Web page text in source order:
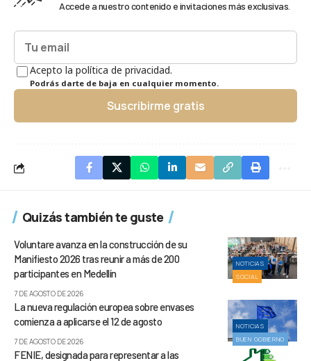
Accede a nuestro contenido e invitaciones más exclusivas.
Acepto la política de privacidad.
Podrás darte de baja en cualquier momento.
Suscribirme gratis
Quizás también te guste
NOTICIAS
SOCIAL
Voluntare avanza en la construcción de su
Manifiesto 2026 tras reunir a más de 200
participantes en Medellín
7 DE AGOSTO DE 2026
NOTICIAS
BUEN GOBIERNO
La nueva regulación europea sobre envases
comienza a aplicarse el 12 de agosto
7 DE AGOSTO DE 2026
FENIE, designada para representar a las